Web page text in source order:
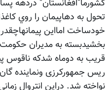
كشورما"افغانستان" دردهه
تحول به دهاپيمان را روي
خودساخت امااين
بخشيدبسته به مديران
قريب به دوماه شدكه ناقوس
ریس جمهورکرزی ونماینده
نواخته شد. دراين انتروال